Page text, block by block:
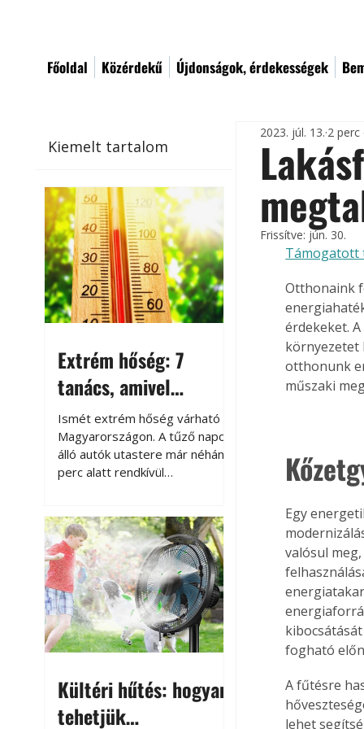
Főoldal Közérdekű Újdonságok, érdekességek
Kiemelt tartalom
Extrém hőség: 7
tanács, amivel
megóvhatjuk
autónkat a nyári
károktól
Ismét extrém hőség várható
Magyarországon. A tűző napon
álló autók utastere már néhány
perc alatt rendkívül
megközelítheti. Ez nemcsak a
beszállást teszi kellemetlenné,
hanem az autó állapotára és a
benne hagyott tárgyakra is
káros hatással lehet. Néhány
egyszerű óvintézkedéssel
azonban jelentősen
csökkenthetjük a hőség káros
Kültéri hűtés: hogyan
tehetjük
2023. júl. 13. 2 perc
Frissítve: jún. 30.
Támogatott
Otthonaink
érdekeket.
környezetet
otthonunk
műszaki
Egy
valósul
fogható
A fűtésre
lehet